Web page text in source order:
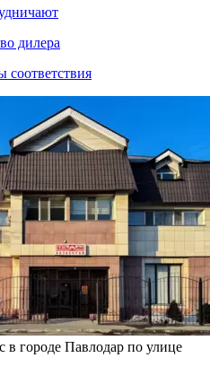
дилера
соответствия
городе Павлодар по улице